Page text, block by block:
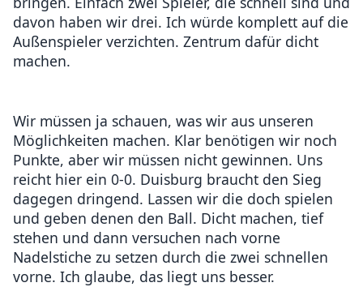
davon haben wir drei. Ich würde komplett auf die
Außenspieler verzichten. Zentrum dafür dicht
machen.
Wir müssen ja schauen, was wir aus unseren
Möglichkeiten machen. Klar benötigen wir noch
Punkte, aber wir müssen nicht gewinnen. Uns
reicht hier ein 0-0. Duisburg braucht den Sieg
dagegen dringend. Lassen wir die doch spielen
und geben denen den Ball. Dicht machen, tief
stehen und dann versuchen nach vorne
Nadelstiche zu setzen durch die zwei schnellen
vorne. Ich glaube, das liegt uns besser.